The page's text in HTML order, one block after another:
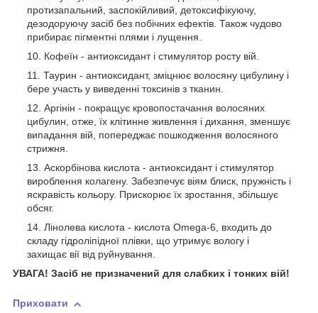
протизапальний, заспокійливий, детоксифікуючу,
дезодоруючу засіб без побічних ефектів. Також чудово
прибирає пігментні плями і лущення.
Кофеїн - антиоксидант і стимулятор росту вій.
Таурин - антиоксидант, зміцнює волосяну цибулину і
бере участь у виведенні токсинів з тканин.
Аргінін - покращує кровопостачання волосяних
цибулин, отже, їх клітинне живлення і дихання, зменшує
випадання вій, попереджає пошкодження волосяного
стрижня.
Аскорбінова кислота - антиоксидант і стимулятор
вироблення колагену. Забезпечує віям блиск, пружність і
яскравість кольору. Прискорює їх зростання, збільшує
обсяг.
Лінолева кислота - кислота Omega-6, входить до
складу гідроліпідної плівки, що утримує вологу і
захищає вії від руйнування.
УВАГА! Засіб не призначений для слабких і тонких вій!
Приховати